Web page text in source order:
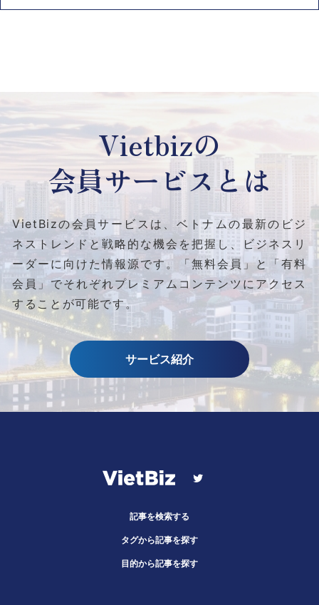
Vietbizの
会員サービスとは
VietBizの会員サービスは、ベトナムの最新のビジ
ネストレンドと戦略的な機会を把握し、ビジネスリ
ーダーに向けた情報源です。
「無料会員」と「有料
会員」でそれぞれプレミアムコンテンツにアクセス
することが可能です。
サービス紹介
記事を検索する
タグから記事を探す
目的から記事を探す